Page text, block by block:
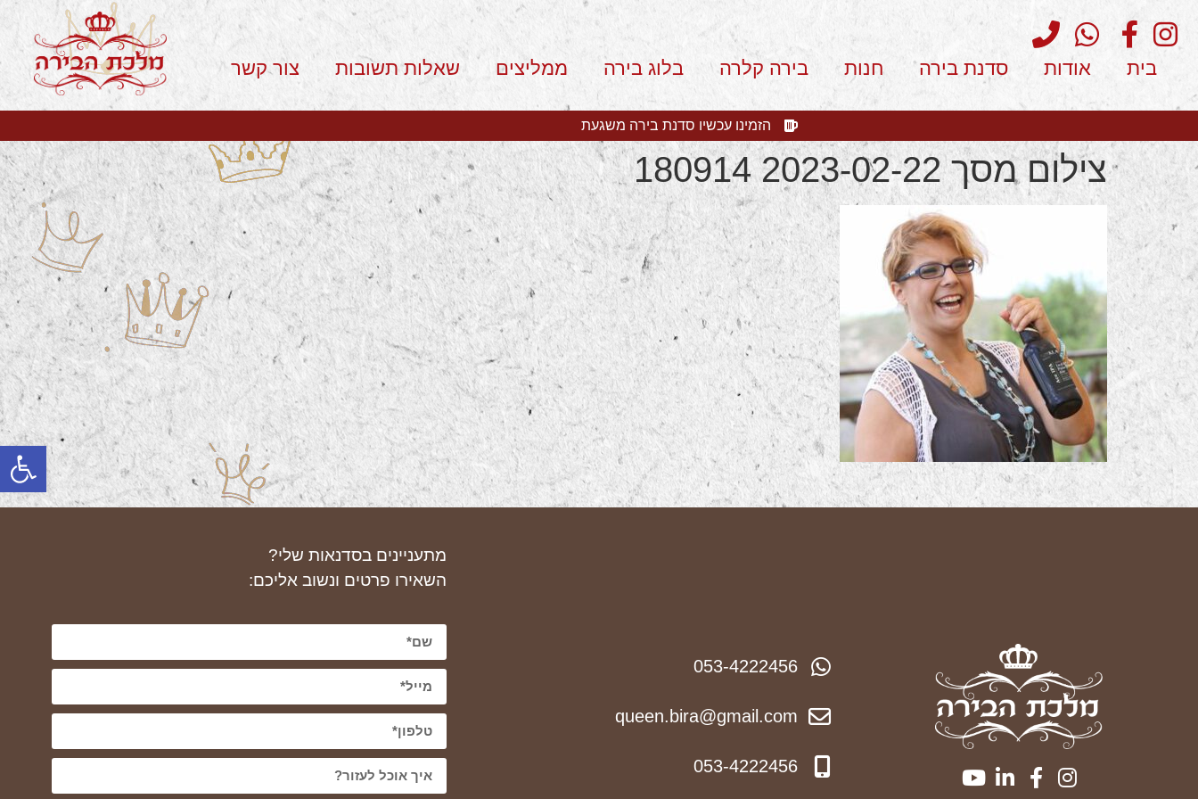
בית אודות סדנת בירה חנות בירה קלרה בלוג בירה ממליצים שאלות תשובות צור קשר
הזמינו עכשיו סדנת בירה משגעת
צילום מסך 2023-02-22 180914
053-4222456
queen.bira@gmail.com
053-4222456
מתעניינים בסדנאות שלי?
השאירו פרטים ונשוב אליכם: